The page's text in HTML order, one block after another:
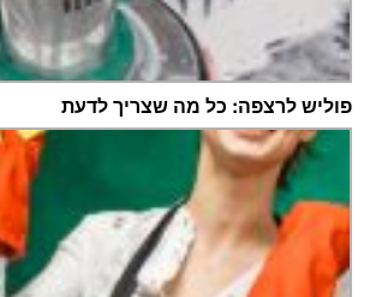
פוליש לרצפה: כל מה שצריך לדעת